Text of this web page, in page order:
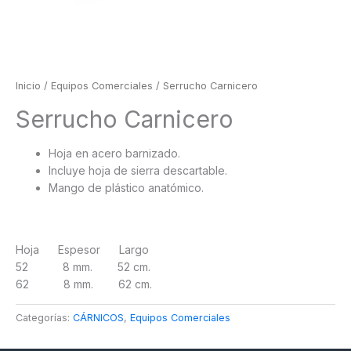
Inicio / Equipos Comerciales / Serrucho Carnicero
Serrucho Carnicero
Hoja en acero barnizado.
Incluye hoja de sierra descartable.
Mango de plástico anatómico.
Hoja Espesor Largo
52 8 mm. 52 cm.
62 8 mm. 62 cm.
Categorías: CÁRNICOS, Equipos Comerciales